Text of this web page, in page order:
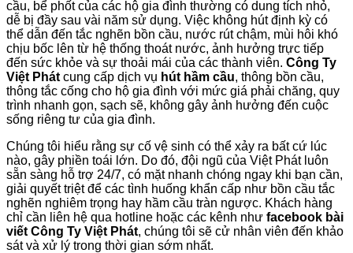
cầu, bể phốt của các hộ gia đình thường có dung tích nhỏ,
dễ bị đầy sau vài năm sử dụng. Việc không hút định kỳ có
thể dẫn đến tắc nghẽn bồn cầu, nước rút chậm, mùi hôi khó
chịu bốc lên từ hệ thống thoát nước, ảnh hưởng trực tiếp
đến sức khỏe và sự thoải mái của các thành viên. Công Ty
Việt Phát cung cấp dịch vụ hút hầm cầu, thông bồn cầu,
thông tắc cống cho hộ gia đình với mức giá phải chăng, quy
trình nhanh gọn, sạch sẽ, không gây ảnh hưởng đến cuộc
sống riêng tư của gia đình.
Chúng tôi hiểu rằng sự cố vệ sinh có thể xảy ra bất cứ lúc
nào, gây phiền toái lớn. Do đó, đội ngũ của Việt Phát luôn
sẵn sàng hỗ trợ 24/7, có mặt nhanh chóng ngay khi bạn cần,
giải quyết triệt để các tình huống khẩn cấp như bồn cầu tắc
nghẽn nghiêm trọng hay hầm cầu tràn ngược. Khách hàng
chỉ cần liên hệ qua hotline hoặc các kênh như facebook bài
viết Công Ty Việt Phát, chúng tôi sẽ cử nhân viên đến khảo
sát và xử lý trong thời gian sớm nhất.